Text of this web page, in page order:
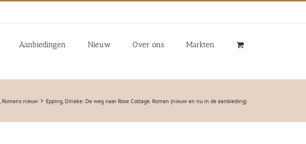
Aanbiedingen Nieuw Over ons Markten
Romans nieuw Epping, Dineke: De weg naar Rose Cottage. Roman (nieuw en nu in de aanbieding)